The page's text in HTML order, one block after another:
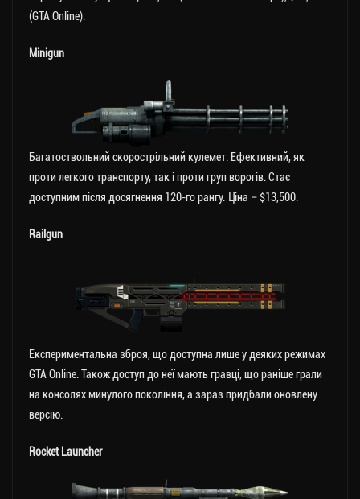
(GTA Online).
Minigun
Багатоствольний скорострільний кулемет. Ефективний, як
проти легкого транспорту, так і проти груп ворогів. Стає
доступним після досягнення 120-го рангу. Ціна – $13,500.
Railgun
Експериментальна зброя, що доступна лише у деяких режимах
GTA Online. Також доступ до неї мають гравці, що раніше грали
на консолях минулого покоління, а зараз придбали оновлену
версію.
Rocket Launcher